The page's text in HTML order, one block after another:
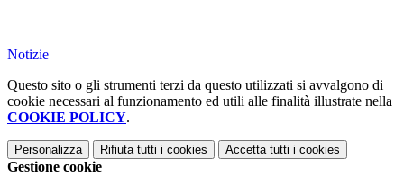
Notizie
Questo sito o gli strumenti terzi da questo utilizzati si avvalgono di
cookie necessari al funzionamento ed utili alle finalità illustrate nella
COOKIE POLICY.
Personalizza Rifiuta tutti i cookies Accetta tutti i cookies
Gestione cookie